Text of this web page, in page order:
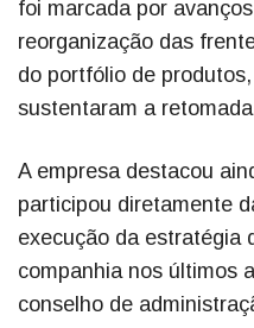
foi marcada por
reorganização das
do portfólio de
sustentaram a
A empresa destacou
participou diretamente
execução da estratégia
companhia nos últimos
conselho de